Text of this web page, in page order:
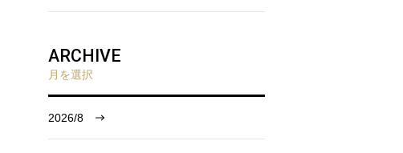
ARCHIVE
月を選択
2026/8